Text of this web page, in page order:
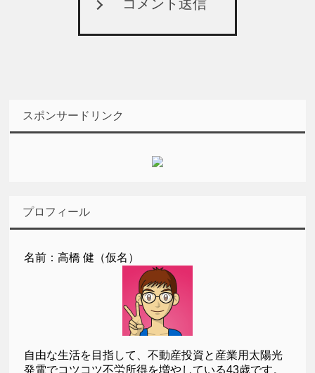
コメント送信
スポンサードリンク
プロフィール
名前：高橋 健（仮名）
自由な生活を目指して、不動産投資と産業用太陽光
発電でコツコツ不労所得を増やしている43歳です。